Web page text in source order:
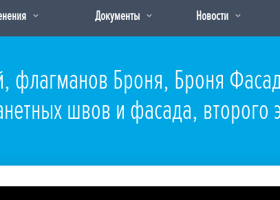
Документы Новости
Броня, Броня
швов и фасада, второго